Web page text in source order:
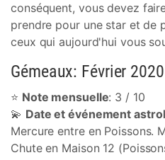
conséquent, vous devez
prendre pour une star et de
ceux qui aujourd'hui vous
Gémeaux: Février 2020
⭐ Note mensuelle: 3 / 10
💫 Date et événement
Mercure entre en Poissons.
Chute en Maison 12